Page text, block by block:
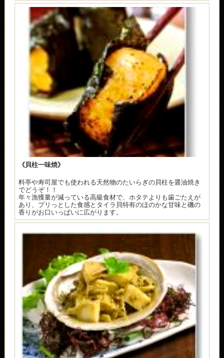
《貝柱一味焼》
料亭や寿司屋でも使われる天然物のたいらぎの貝柱を醤油焼き
でどうぞ！！
年々漁獲量が減っている高級食材で、ホタテよりも歯ごたえが
あり、プリっとした食感とタイラ貝特有のほのかな甘味と磯の
香りがお口いっぱいに広がります。